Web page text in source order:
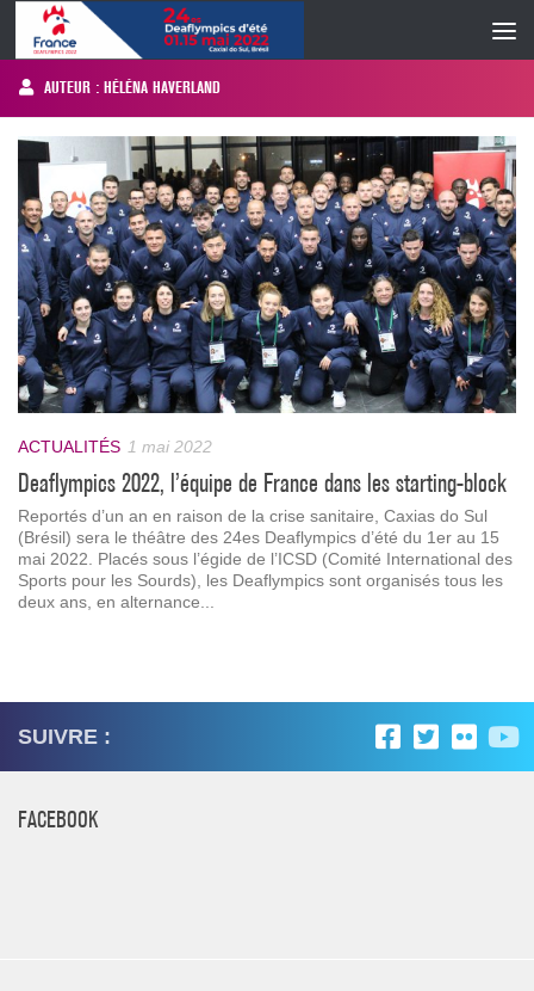
Skip to content
AUTEUR : HÉLÉNA HAVERLAND
ACTUALITÉS 1 mai 2022
Deaflympics 2022, l’équipe de France dans les starting-block
Reportés d’un an en raison de la crise sanitaire, Caxias do Sul
(Brésil) sera le théâtre des 24es Deaflympics d’été du 1er au 15
mai 2022. Placés sous l’égide de l’ICSD (Comité International des
Sports pour les Sourds), les Deaflympics sont organisés tous les
deux ans, en alternance...
SUIVRE :
FACEBOOK